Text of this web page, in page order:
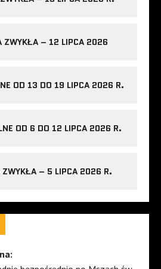
ZWYKŁA – 12 LIPCA 2026
OD 13 DO 19 LIPCA 2026 R.
OD 6 DO 12 LIPCA 2026 R.
ZWYKŁA – 5 LIPCA 2026 R.